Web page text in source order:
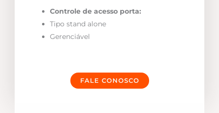
Controle de acesso porta:
Tipo stand alone
Gerenciável
FALE CONOSCO